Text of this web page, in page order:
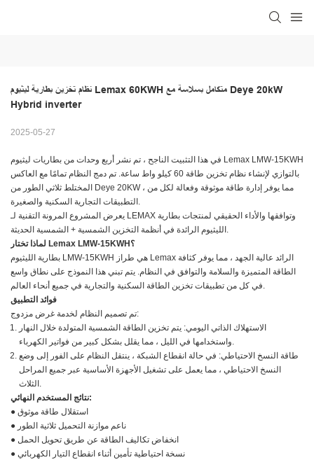
نظام تخزين بطارية ليثيوم Lemax 60KWH متكامل بسلاسة مع Deye 20kW
Hybrid inverter
2025-05-27
في هذا التثبيت الناجح ، تم نشر أربع وحدات من بطاريات ليثيوم Lemax LMW-15KWH
بالتوازي لإنشاء نظام تخزين طاقة 60 كيلو واط ساعة. تم دمج النظام تمامًا مع العاكس
المختلط ثلاثي الطور من Deye 20KW ، مما يوفر إدارة طاقة موثوقة وفعالة لكل من
التطبيقات التجارية السكنية والصغيرة.
يعرض المشروع المرونة التقنية لـ LEMAX وتوافقها والأداء الحقيقي لمنتجات بطارية
الليثيوم الرائدة في أنظمة التخزين الشمسية + الشمسية الحديثة.
لماذا تختار Lemax LMW-15KWH؟
بطارية الليثيوم LMW-15KWH هي طراز Lemax الرائد عالية الجهد ، مما يوفر كثافة
الطاقة المتميزة والسلامة والتوافق في النظام. يتم تبني هذا النموذج على نطاق واسع
في كل من تطبيقات تخزين الطاقة السكنية والتجارية في جميع أنحاء العالم.
فوائد التطبيق
تم تصميم النظام لخدمة غرض مزدوج:
الاستهلاك الذاتي اليومي: يتم تخزين الطاقة الشمسية المتولدة خلال النهار
واستخدامها في الليل ، مما يقلل بشكل كبير من فواتير الكهرباء.
طاقة النسخ الاحتياطي: في حالة انقطاع الشبكة ، ينتقل النظام على الفور إلى وضع
النسخ الاحتياطي ، مما يعمل على تشغيل الأجهزة الأساسية عبر جميع المراحل
الثلاث.
نتائج المستخدم النهائي:
● استقلال طاقة موثوق
● ناعم موازنة التحميل ثلاثية الطور
● انخفاض تكاليف الطاقة عن طريق تحويل الحمل
● نسخة احتياطية تأمين أثناء انقطاع التيار الكهربائي